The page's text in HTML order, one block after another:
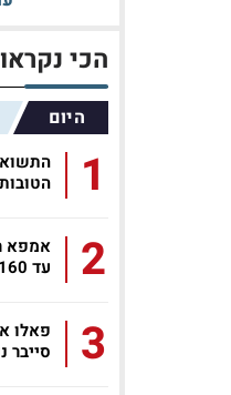
הכי
היום
1
2
אמפא
עד 160 מיליון שקל
3
פאלו
סייבר